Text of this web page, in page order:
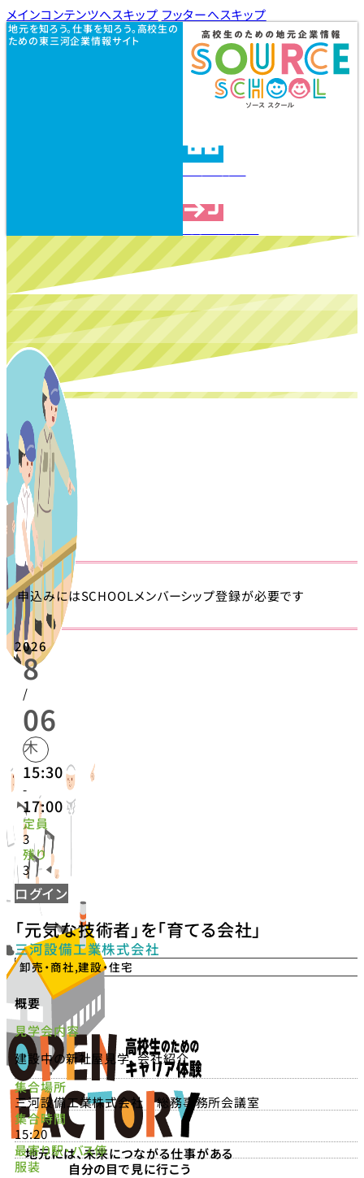
メインコンテンツへスキップ フッターへスキップ
地元を知ろう。仕事を知ろう。高校生の
ための東三河企業情報サイト
地元には、未来につながる仕事がある
自分の目で見に行こう
申込みにはSCHOOLメンバーシップ登録が必要です
2026
8
/
06
木
15:30
-
17:00
定員
3
残り
3
ログイン
「元気な技術者」を「育てる会社」
三河設備工業株式会社
卸売・商社,建設・住宅
概要
見学会内容
建設中の新社屋見学、会社紹介
集合場所
三河設備工業株式会社 総務事務所会議室
集合時間
15:20
最寄り駅・バス停
服装